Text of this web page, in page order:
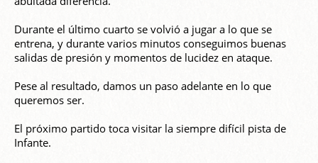
Durante el último cuarto se volvió a jugar a lo que se
entrena, y durante varios minutos conseguimos buenas
salidas de presión y momentos de lucidez en ataque.
Pese al resultado, damos un paso adelante en lo que
queremos ser.
El próximo partido toca visitar la siempre difícil pista de
Infante.